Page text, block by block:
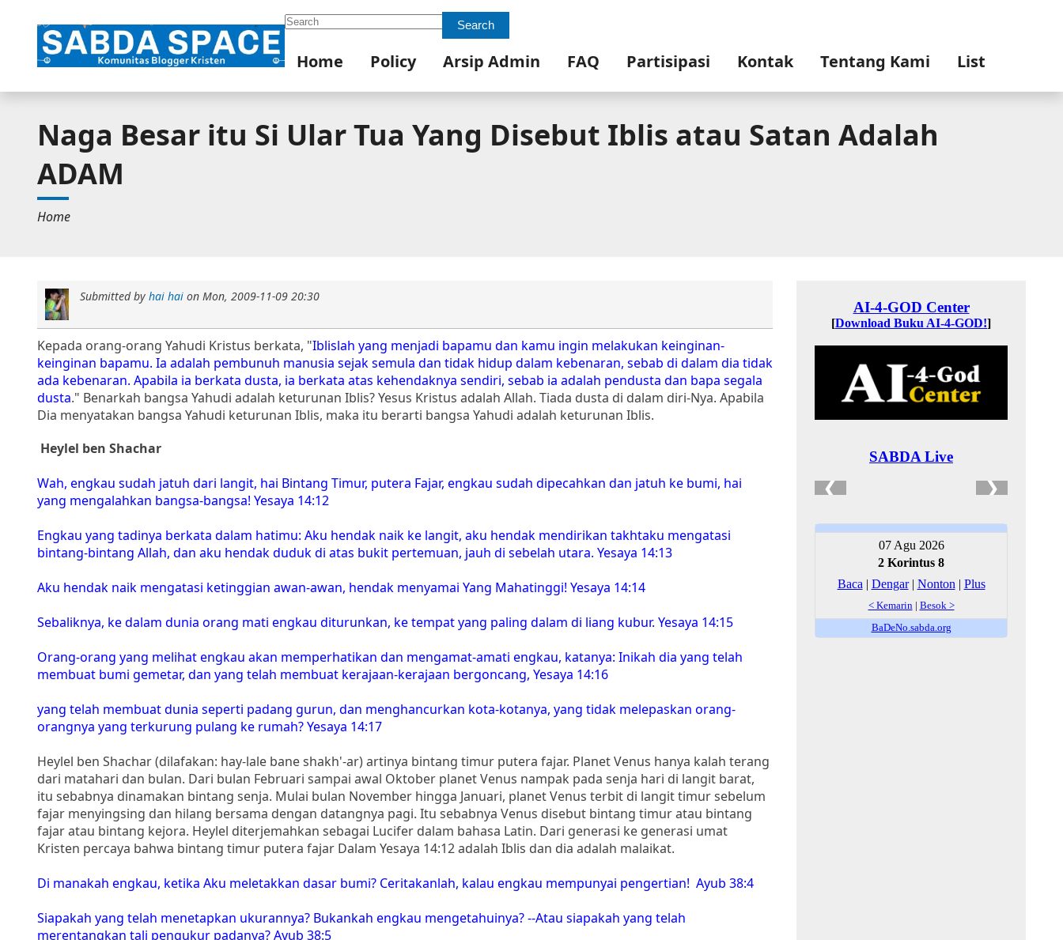
Search Search
Home Policy Arsip Admin FAQ Partisipasi Kontak Tentang Kami List
Naga Besar itu Si Ular Tua Yang Disebut Iblis atau Satan Adalah
ADAM
Home
Submitted by hai hai on Mon, 2009-11-09 20:30
Kepada orang-orang Yahudi Kristus berkata, "Iblislah yang menjadi bapamu dan kamu ingin melakukan keinginan-
keinginan bapamu. Ia adalah pembunuh manusia sejak semula dan tidak hidup dalam kebenaran, sebab di dalam dia tidak
ada kebenaran. Apabila ia berkata dusta, ia berkata atas kehendaknya sendiri, sebab ia adalah pendusta dan bapa segala
dusta." Benarkah bangsa Yahudi adalah keturunan Iblis? Yesus Kristus adalah Allah. Tiada dusta di dalam diri-Nya. Apabila
Dia menyatakan bangsa Yahudi keturunan Iblis, maka itu berarti bangsa Yahudi adalah keturunan Iblis.
Heylel ben Shachar
Wah, engkau sudah jatuh dari langit, hai Bintang Timur, putera Fajar, engkau sudah dipecahkan dan jatuh ke bumi, hai
yang mengalahkan bangsa-bangsa! Yesaya 14:12
Engkau yang tadinya berkata dalam hatimu: Aku hendak naik ke langit, aku hendak mendirikan takhtaku mengatasi
bintang-bintang Allah, dan aku hendak duduk di atas bukit pertemuan, jauh di sebelah utara. Yesaya 14:13
Aku hendak naik mengatasi ketinggian awan-awan, hendak menyamai Yang Mahatinggi! Yesaya 14:14
Sebaliknya, ke dalam dunia orang mati engkau diturunkan, ke tempat yang paling dalam di liang kubur. Yesaya 14:15
Orang-orang yang melihat engkau akan memperhatikan dan mengamat-amati engkau, katanya: Inikah dia yang telah
membuat bumi gemetar, dan yang telah membuat kerajaan-kerajaan bergoncang, Yesaya 14:16
yang telah membuat dunia seperti padang gurun, dan menghancurkan kota-kotanya, yang tidak melepaskan orang-
orangnya yang terkurung pulang ke rumah? Yesaya 14:17
Heylel ben Shachar (dilafakan: hay-lale bane shakh'-ar) artinya bintang timur putera fajar. Planet Venus hanya kalah terang
dari matahari dan bulan. Dari bulan Februari sampai awal Oktober planet Venus nampak pada senja hari di langit barat,
itu sebabnya dinamakan bintang senja. Mulai bulan November hingga Januari, planet Venus terbit di langit timur sebelum
fajar menyingsing dan hilang bersama dengan datangnya pagi. Itu sebabnya Venus disebut bintang timur atau bintang
fajar atau bintang kejora. Heylel diterjemahkan sebagai Lucifer dalam bahasa Latin. Dari generasi ke generasi umat
Kristen percaya bahwa bintang timur putera fajar Dalam Yesaya 14:12 adalah Iblis dan dia adalah malaikat.
Di manakah engkau, ketika Aku meletakkan dasar bumi? Ceritakanlah, kalau engkau mempunyai pengertian! Ayub 38:4
Siapakah yang telah menetapkan ukurannya? Bukankah engkau mengetahuinya? --Atau siapakah yang telah
merentangkan tali pengukur padanya? Ayub 38:5